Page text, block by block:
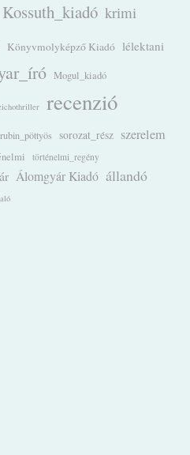
Kossuth_kiadó krimi
Könyvmolyképző Kiadó lélektani
Mogul_kiadó
recenzió
rubin_pöttyös sorozat_rész szerelem
történelmi_regény
Álomgyár Kiadó állandó